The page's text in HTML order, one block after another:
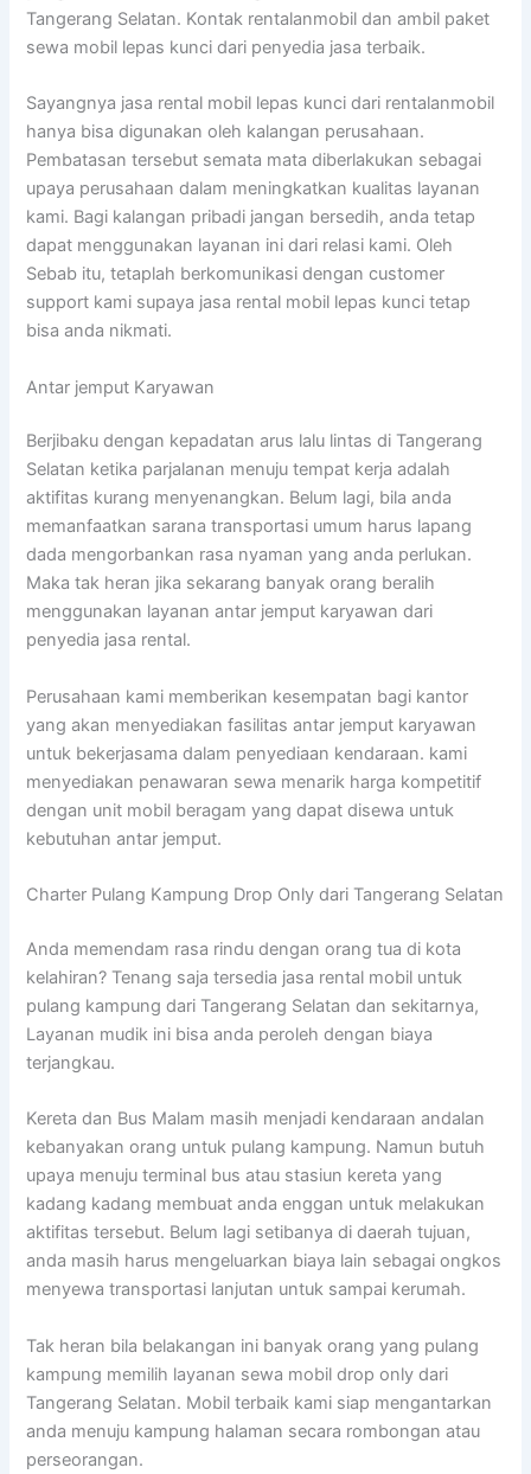
Tangerang Selatan. Kontak rentalanmobil dan ambil paket
sewa mobil lepas kunci dari penyedia jasa terbaik.
Sayangnya jasa rental mobil lepas kunci dari rentalanmobil
hanya bisa digunakan oleh kalangan perusahaan.
Pembatasan tersebut semata mata diberlakukan sebagai
upaya perusahaan dalam meningkatkan kualitas layanan
kami. Bagi kalangan pribadi jangan bersedih, anda tetap
dapat menggunakan layanan ini dari relasi kami. Oleh
Sebab itu, tetaplah berkomunikasi dengan customer
support kami supaya jasa rental mobil lepas kunci tetap
bisa anda nikmati.
Antar jemput Karyawan
Berjibaku dengan kepadatan arus lalu lintas di Tangerang
Selatan ketika parjalanan menuju tempat kerja adalah
aktifitas kurang menyenangkan. Belum lagi, bila anda
memanfaatkan sarana transportasi umum harus lapang
dada mengorbankan rasa nyaman yang anda perlukan.
Maka tak heran jika sekarang banyak orang beralih
menggunakan layanan antar jemput karyawan dari
penyedia jasa rental.
Perusahaan kami memberikan kesempatan bagi kantor
yang akan menyediakan fasilitas antar jemput karyawan
untuk bekerjasama dalam penyediaan kendaraan. kami
menyediakan penawaran sewa menarik harga kompetitif
dengan unit mobil beragam yang dapat disewa untuk
kebutuhan antar jemput.
Charter Pulang Kampung Drop Only dari Tangerang Selatan
Anda memendam rasa rindu dengan orang tua di kota
kelahiran? Tenang saja tersedia jasa rental mobil untuk
pulang kampung dari Tangerang Selatan dan sekitarnya,
Layanan mudik ini bisa anda peroleh dengan biaya
terjangkau.
Kereta dan Bus Malam masih menjadi kendaraan andalan
kebanyakan orang untuk pulang kampung. Namun butuh
upaya menuju terminal bus atau stasiun kereta yang
kadang kadang membuat anda enggan untuk melakukan
aktifitas tersebut. Belum lagi setibanya di daerah tujuan,
anda masih harus mengeluarkan biaya lain sebagai ongkos
menyewa transportasi lanjutan untuk sampai kerumah.
Tak heran bila belakangan ini banyak orang yang pulang
kampung memilih layanan sewa mobil drop only dari
Tangerang Selatan. Mobil terbaik kami siap mengantarkan
anda menuju kampung halaman secara rombongan atau
perseorangan.